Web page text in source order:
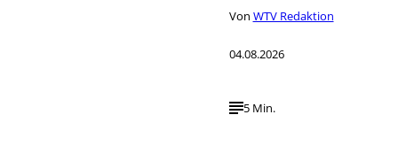
Von WTV Redaktion
04.08.2026
5 Min.